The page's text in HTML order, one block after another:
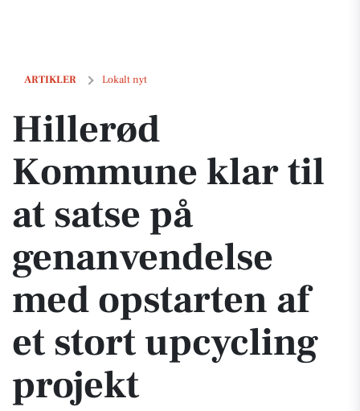
ARTIKLER Lokalt nyt
Hillerød Kommune klar til at satse på genanvendelse med opstarten
Hillerød
Kommune klar til
at satse på
genanvendelse
med opstarten af
et stort upcycling
projekt